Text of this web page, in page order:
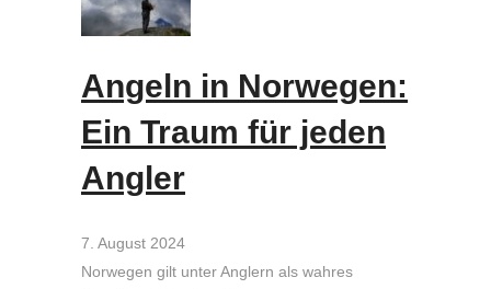
Angeln in Norwegen:
Ein Traum für jeden
Angler
7. August 2024
Norwegen gilt unter Anglern als wahres